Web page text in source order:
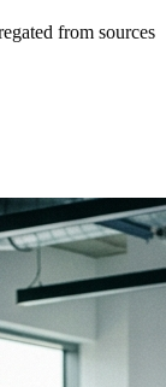
from sources